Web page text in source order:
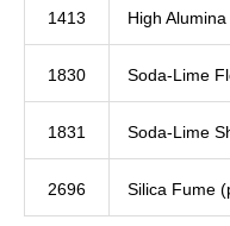
1413 High
1830 Soda-Lime
1831 Soda-Lime
2696 Silica Fume